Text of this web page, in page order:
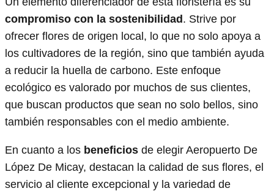
compromiso con la sostenibilidad. Strive por
ofrecer flores de origen local, lo que no solo apoya a
los cultivadores de la región, sino que también ayuda
a reducir la huella de carbono. Este enfoque
ecológico es valorado por muchos de sus clientes,
que buscan productos que sean no solo bellos, sino
también responsables con el medio ambiente.
En cuanto a los beneficios de elegir Aeropuerto De
López De Micay, destacan la calidad de sus flores, el
servicio al cliente excepcional y la variedad de